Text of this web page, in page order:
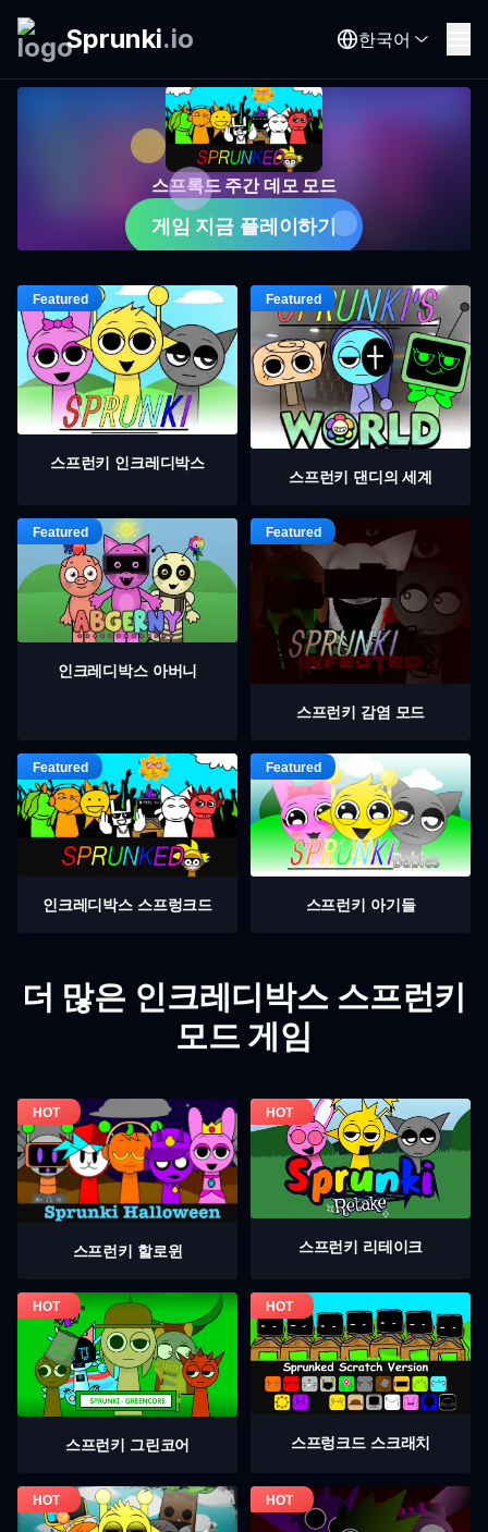
Sprunki.io 한국어
스프록드 주간 데모 모드
게임 지금 플레이하기
스프런키 인크레디박스
스프런키 댄디의 세계
인크레디박스 아버니
스프런키 감염 모드
인크레디박스 스프렁크드 스프런키 아기들
더 많은 인크레디박스 스프런키
모드 게임
스프런키 할로윈 스프런키 리테이크
스프런키 그린코어 스프렁크드 스크래치